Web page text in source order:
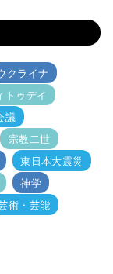
クライナ
トゥデイ
議
宗教二世
東日本大震災
神学
術・芸能